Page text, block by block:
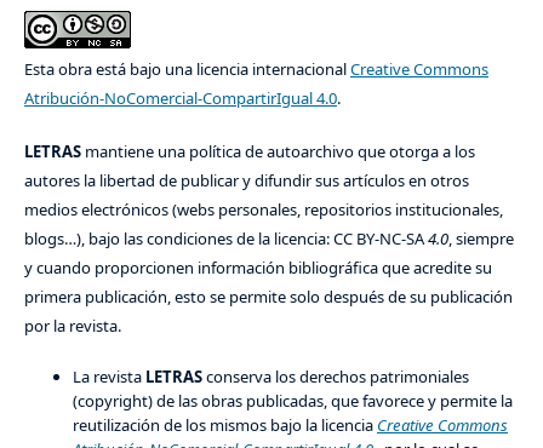
Esta obra está bajo una licencia internacionalCreative Commons
Atribución-NoComercial-CompartirIgual 4.0.
LETRASmantiene una política de autoarchivo que otorga a los
autores la libertad de publicar y difundir sus artículos en otros
medios electrónicos (webs personales, repositorios institucionales,
blogs…), bajo las condiciones de la licencia: CC BY-NC-SA4.0, siempre
y cuando proporcionen información bibliográfica que acredite su
primera publicación, esto se permite solo después de su publicación
por la revista.
La revista LETRASconserva los derechos patrimoniales
(copyright) de las obras publicadas, que favorece y permite la
reutilización de los mismos bajo la licencia Creative Commons